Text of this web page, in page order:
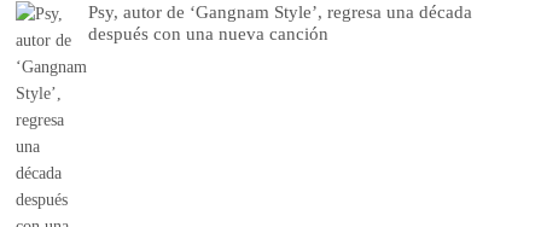
Psy, autor de ‘Gangnam Style’, regresa una década
después con una nueva canción